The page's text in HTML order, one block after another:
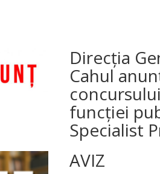
Direcția
Cahul
funcției
Specialist
AVIZ